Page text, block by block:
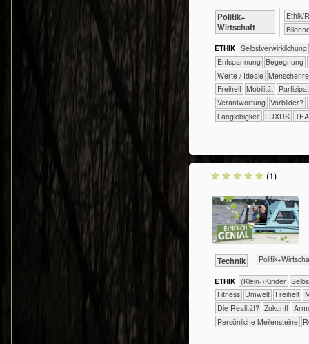
​​​​​​​​​Politik+​
Wirtschaft
​​​​​​​​​​Ethik/​
ETHIK ​​​​​​​​​​​​​​​​​​​​​​​​​​​​​​​​​​​​​​​​Selbst­verwirklichung
​​​​​​​​​​​​​Entspannung ​​​​​​​​​​​​Begegnung
​​​​​​​​Werte / Ideale
​​​Freiheit ​​​Mobilität
​​Verantwortung ​​Vorbilder?
Langlebigkeit LUXUS
​Technik
ETHIK (Klein-)Kinder
​​​​​Fitness ​​​​​Umwelt ​​​Freiheit
​Die Realität? ​Zukunft
Persönliche Meilensteine
(1)